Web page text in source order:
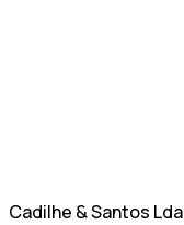
Cadilhe & Santos Lda